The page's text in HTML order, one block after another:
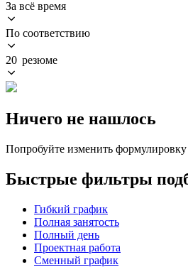
За всё время
По соответствию
20 резюме
Ничего не нашлось
Попробуйте изменить
Быстрые фильтры
Гибкий график
Полная занятость
Полный день
Проектная работа
Сменный график